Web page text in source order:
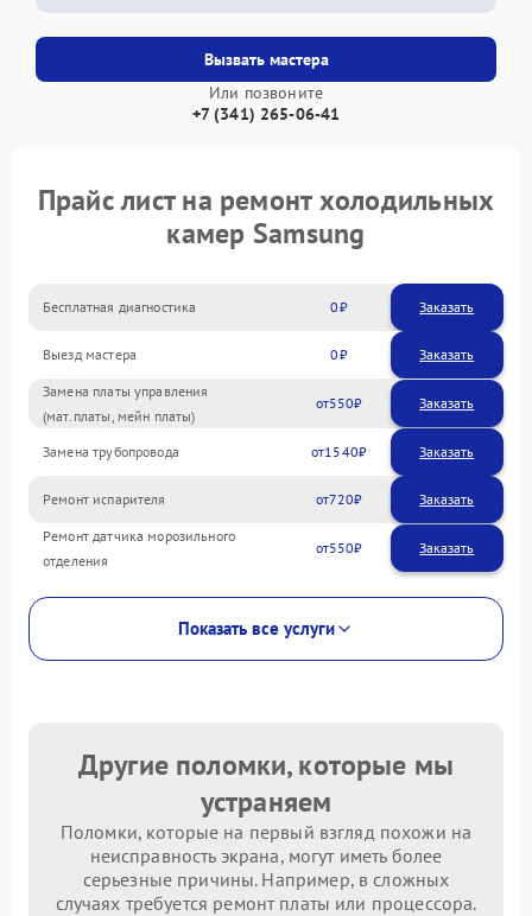
Вызвать мастера
Или позвоните
+7 (341) 265-06-41
Прайс лист на ремонт холодильных
камер Samsung
Бесплатная диагностика 0 Заказать
Выезд мастера 0 Заказать
Замена платы управления
(мат.платы, мейн платы)
550
Замена трубопровода 1540
Ремонт испарителя 720
Ремонт датчика морозильного
отделения
550
Показать все услуги
Другие поломки, которые мы
устраняем
Поломки, которые на первый взгляд похожи на
неисправность экрана, могут иметь более
серьезные причины. Например, в сложных
случаях требуется ремонт платы или процессора.